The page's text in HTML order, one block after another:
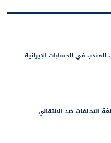
في الحسابات الإيرانية
ضد الانتقالي